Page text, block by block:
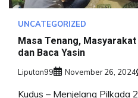
UNCATEGORIZED
Masa Tenang,
dan Baca Yasin
Liputan99 November 26, 2024
Kudus – Menjelang Pilkada